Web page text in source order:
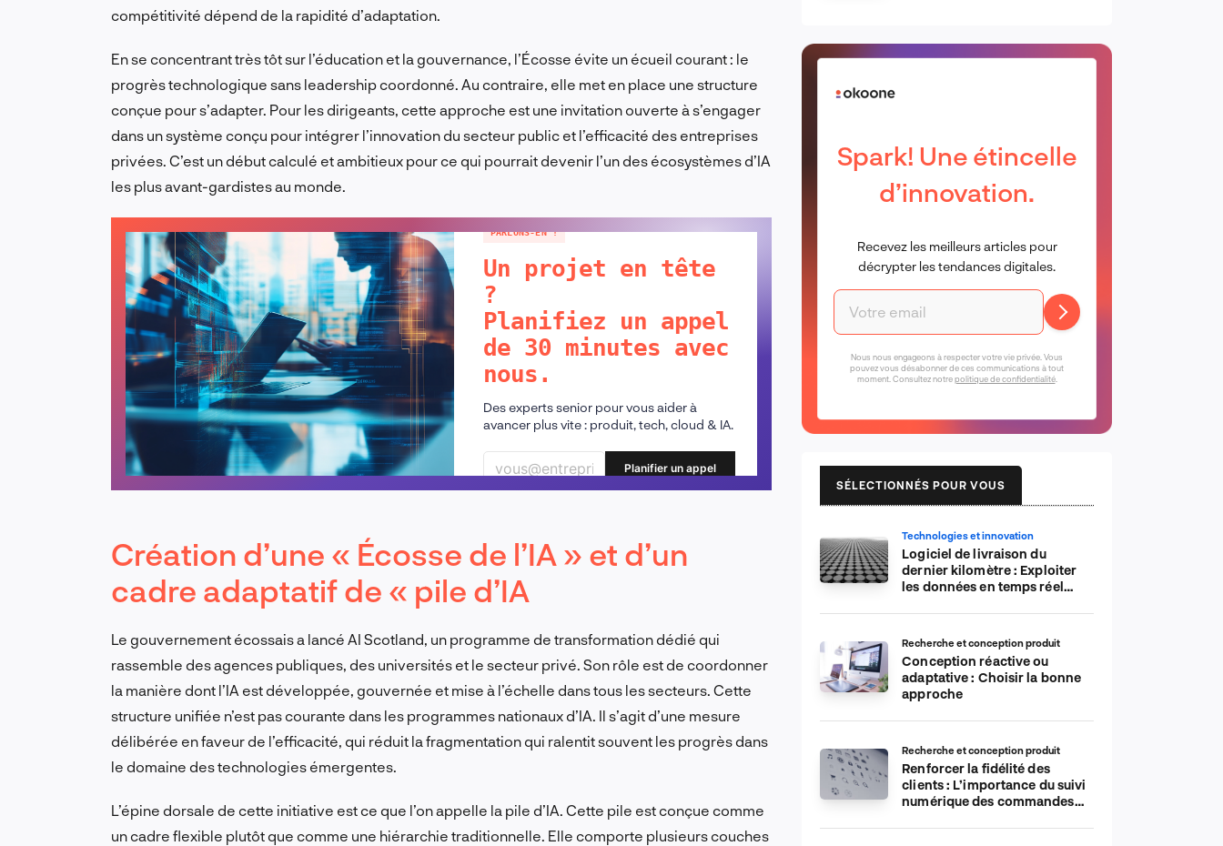
compétitivité dépend de la rapidité d’adaptation.
En se concentrant très tôt sur l’éducation et la gouvernance, l’Écosse évite un écueil courant : le
progrès technologique sans leadership coordonné. Au contraire, elle met en place une structure
conçue pour s’adapter. Pour les dirigeants, cette approche est une invitation ouverte à s’engager
dans un système conçu pour intégrer l’innovation du secteur public et l’efficacité des entreprises
privées. C’est un début calculé et ambitieux pour ce qui pourrait devenir l’un des écosystèmes d’IA
les plus avant-gardistes au monde.
PARLONS-EN !
Un projet en tête
?
Planifiez un appel
de 30 minutes avec
nous.
Des experts senior pour vous aider à
avancer plus vite : produit, tech, cloud & IA.
Planifier un appel
Création d’une « Écosse de l’IA » et d’un
cadre adaptatif de « pile d’IA
Le gouvernement écossais a lancé AI Scotland, un programme de transformation dédié qui
rassemble des agences publiques, des universités et le secteur privé. Son rôle est de coordonner
la manière dont l’IA est développée, gouvernée et mise à l’échelle dans tous les secteurs. Cette
structure unifiée n’est pas courante dans les programmes nationaux d’IA. Il s’agit d’une mesure
délibérée en faveur de l’efficacité, qui réduit la fragmentation qui ralentit souvent les progrès dans
le domaine des technologies émergentes.
L’épine dorsale de cette initiative est ce que l’on appelle la pile d’IA. Cette pile est conçue comme
un cadre flexible plutôt que comme une hiérarchie traditionnelle. Elle comporte plusieurs couches
Spark! Une étincelle
d’innovation.
Recevez les meilleurs articles pour
décrypter les tendances digitales.
Nous nous engageons à respecter votre vie privée. Vous
pouvez vous désabonner de ces communications à tout
moment. Consultez notrepolitique de confidentialité.
SÉLECTIONNÉS POUR VOUS
Technologies et innovation
Logiciel de livraison du
dernier kilomètre : Exploiter
les données en temps réel
Recherche et conception produit
Conception réactive ou
adaptative : Choisir la bonne
approche
Recherche et conception produit
Renforcer la fidélité des
clients : L’importance du suivi
numérique des commandes
commerce électronique